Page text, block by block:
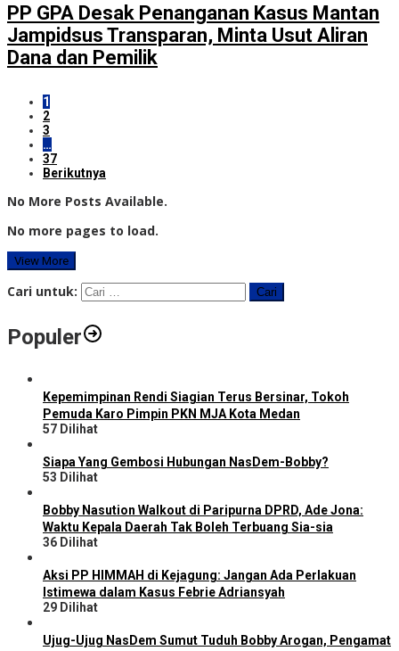
PP GPA Desak Penanganan Kasus Mantan
Jampidsus Transparan, Minta Usut Aliran
Dana dan Pemilik
1
2
3
…
37
Berikutnya
No More Posts Available.
No more pages to load.
View More
Cari untuk:
Populer
Kepemimpinan Rendi Siagian Terus Bersinar, Tokoh
Pemuda Karo Pimpin PKN MJA Kota Medan
57 Dilihat
Siapa Yang Gembosi Hubungan NasDem-Bobby?
53 Dilihat
Bobby Nasution Walkout di Paripurna DPRD, Ade Jona:
Waktu Kepala Daerah Tak Boleh Terbuang Sia-sia
36 Dilihat
Aksi PP HIMMAH di Kejagung: Jangan Ada Perlakuan
Istimewa dalam Kasus Febrie Adriansyah
29 Dilihat
Ujug-Ujug NasDem Sumut Tuduh Bobby Arogan, Pengamat